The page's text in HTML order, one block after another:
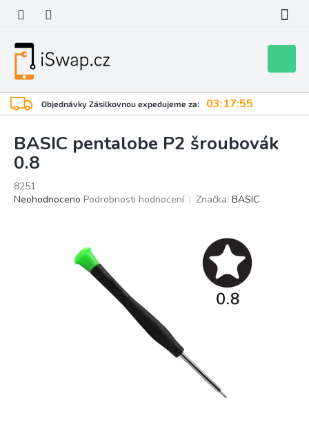
obsah
Objednávky Zásilkovnou expedujeme za: 03:17:55
košík
BASIC pentalobe P2 šroubovák
0.8
8251
Průměrné
Neohodnoceno Podrobnosti hodnocení Značka: BASIC